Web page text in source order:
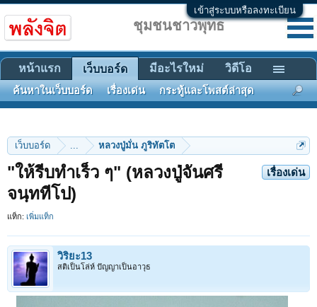
เข้าสู่ระบบหรือลงทะเบียน
เว็บบอร์ด ... หลวงปู่มั่น ภูริทัตโต
เรื่องเด่น
"ให้รีบทำเร็ว ๆ" (หลวงปู่จันศรี
จนฺททีโป)
แท็ก: เพิ่มแท็ก
วิริยะ13
สติเป็นโล่ห์ ปัญญาเป็นอาวุธ
ชุมชนชาวพุทธ
หน้าแรก เว็บบอร์ด
ค้นหาในเว็บบอร์ด เรื่องเด่น กระทู้และโพสต์ล่าสุด
มีอะไรใหม่ วิดีโอ